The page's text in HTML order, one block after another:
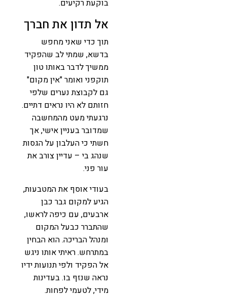
בוקעת רקיעים.
אל תדון את חברך
תוך כדי שאני מחפש
בדשא, שמתי לב שהפקיד
ממשיך לדבר באותו טון
תוקפני ואומר "אין מקום"
גם לקבוצת נערים שלפי
חזותם לא היו נראים דתיים.
נרגעתי מעט מהמחשבה
שמדובר בעניין אישי, אך
חשתי כי העלבון על הגסות
שנהג בי – עדיין צורב את
עור פני.
בעודי אוסף את המטבעות,
הגיע למקום גבר כבן
ארבעים, עם כיפה לראשו,
שהתברר כבעל המקום
ומנהל הבריכה. הוא הבחין
במתרחש. ראיתי אותו ניגש
אל הפקיד ולפי תנועות ידיו
נראה שנזף בו. בעדינות
מידי, לטעמי לפחות.